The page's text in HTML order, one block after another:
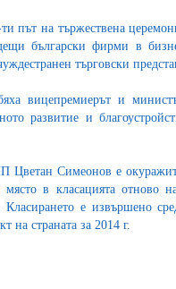
път на тържествена
български фирми в
търговски
вицепремиерът и
развитие и
Цветан Симеонов е
в класацията отново
Класирането е извършено
на страната за 2014 г.